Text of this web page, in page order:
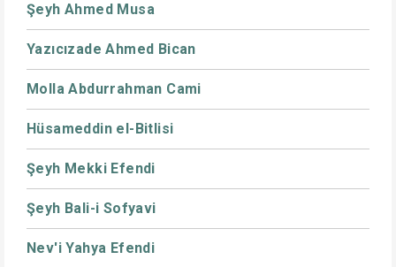
Şeyh Ahmed Musa
Yazıcızade Ahmed Bican
Molla Abdurrahman Cami
Hüsameddin el-Bitlisi
Şeyh Mekki Efendi
Şeyh Bali-i Sofyavi
Nev'i Yahya Efendi